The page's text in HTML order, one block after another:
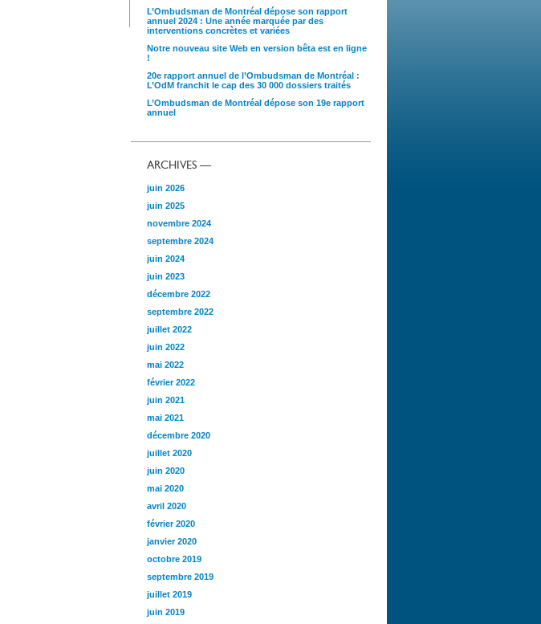
L’Ombudsman de Montréal dépose son rapport
annuel 2024 : Une année marquée par des
interventions concrètes et variées
Notre nouveau site Web en version bêta est en ligne
!
20e rapport annuel de l’Ombudsman de Montréal :
L’OdM franchit le cap des 30 000 dossiers traités
L’Ombudsman de Montréal dépose son 19e rapport
annuel
ARCHIVES —
juin 2026
juin 2025
novembre 2024
septembre 2024
juin 2024
juin 2023
décembre 2022
septembre 2022
juillet 2022
juin 2022
mai 2022
février 2022
juin 2021
mai 2021
décembre 2020
juillet 2020
juin 2020
mai 2020
avril 2020
février 2020
janvier 2020
octobre 2019
septembre 2019
juillet 2019
juin 2019